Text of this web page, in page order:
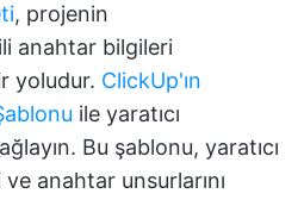
, projenin
anahtar bilgileri
yoludur. ClickUp'ın
ile yaratıcı
Bu şablonu, yaratıcı
anahtar unsurlarını